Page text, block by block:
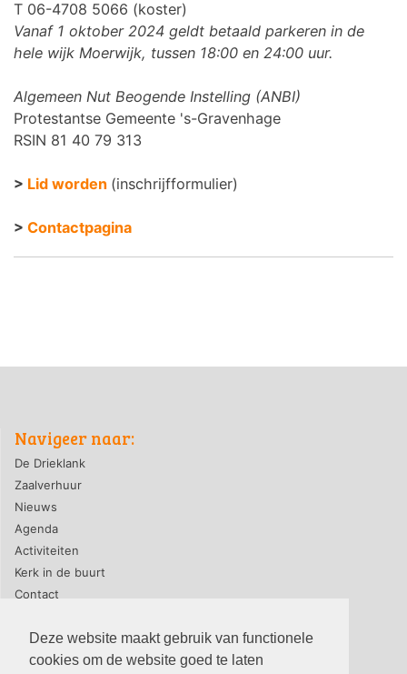
Deze website maakt gebruik van functionele
cookies om de website goed te laten
T 06-4708 5066 (koster)
Vanaf 1 oktober 2024 geldt betaald parkeren in de
hele wijk Moerwijk, tussen 18:00 en 24:00 uur.
Algemeen Nut Beogende Instelling (ANBI)
Protestantse Gemeente 's-Gravenhage
RSIN 81 40 79 313
> Lid worden (inschrijfformulier)
> Contactpagina
Navigeer naar:
De Drieklank
Zaalverhuur
Nieuws
Agenda
Activiteiten
Kerk in de buurt
Contact
privacyverklaring|contact webmaster